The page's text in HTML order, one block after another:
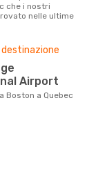
che i nostri
nelle ultime
Airport
Boston a Quebec